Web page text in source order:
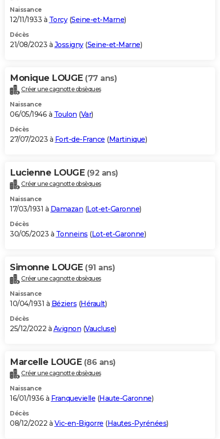
Naissance
12/11/1933 à Torcy(Seine-et-Marne)
Décès
21/08/2023 à Jossigny(Seine-et-Marne)
Monique LOUGE (77 ans)
Créer une cagnotte obsèques
Naissance
06/05/1946 à Toulon (Var)
Décès
27/07/2023 à Fort-de-France (Martinique)
Lucienne LOUGE (92 ans)
Créer une cagnotte obsèques
Naissance
17/03/1931 à Damazan (Lot-et-Garonne)
Décès
30/05/2023 à Tonneins (Lot-et-Garonne)
Simonne LOUGE (91 ans)
Créer une cagnotte obsèques
Naissance
10/04/1931 à Béziers (Hérault)
Décès
25/12/2022 à Avignon (Vaucluse)
Marcelle LOUGE (86 ans)
Créer une cagnotte obsèques
Naissance
16/01/1936 à Franquevielle (Haute-Garonne)
Décès
08/12/2022 à Vic-en-Bigorre (Hautes-Pyrénées)